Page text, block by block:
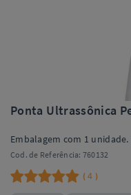
Ponta Ultrassônica
Embalagem com 1 unidade.
Cod. de Referência: 760132
( 4 )